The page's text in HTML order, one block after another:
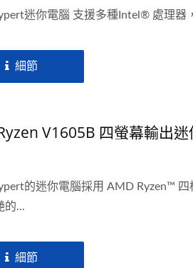
迷你電腦 支援多種Intel® 處理器
細節
V1605B 四螢幕輸出迷
的迷你電腦採用 AMD Ryzen™
的...
細節